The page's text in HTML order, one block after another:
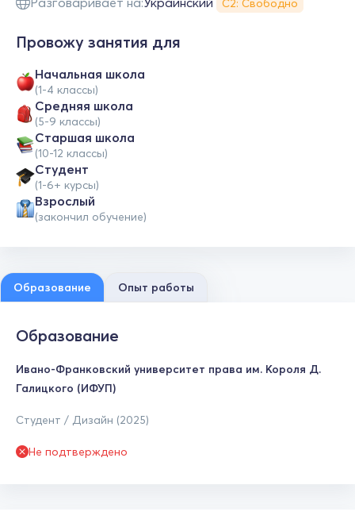
С2: Свободно
Провожу занятия для
Начальная школа
(1-4 классы)
Средняя школа
(5-9 классы)
Cтаршая школа
(10-12 классы)
Студент
(1-6+ курсы)
Взрослый
(закончил обучение)
Образование Опыт работы
Образование
Ивано-Франковский университет права им. Короля Д.
Галицкого (ИФУП)
Студент / Дизайн (2025)
Не подтверждено